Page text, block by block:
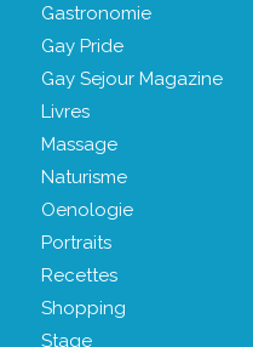
Gastronomie
Gay Pride
Gay Sejour Magazine
Livres
Massage
Naturisme
Oenologie
Portraits
Recettes
Shopping
Stage